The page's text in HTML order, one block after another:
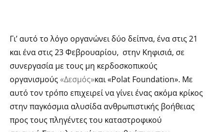
Γι’ αυτό το λόγο οργανώνει δύο δείπνα, ένα στις 21
και ένα στις 23 Φεβρουαρίου, στην Κηφισιά, σε
συνεργασία με τους μη κερδοσκοπικούς
οργανισμούς«Δεσμός»και «Polat Foundation». Με
αυτό τον τρόπο επιχειρεί να γίνει ένας ακόμα κρίκος
στην παγκόσμια αλυσίδα ανθρωπιστικής βοήθειας
προς τους πληγέντες του καταστροφικού